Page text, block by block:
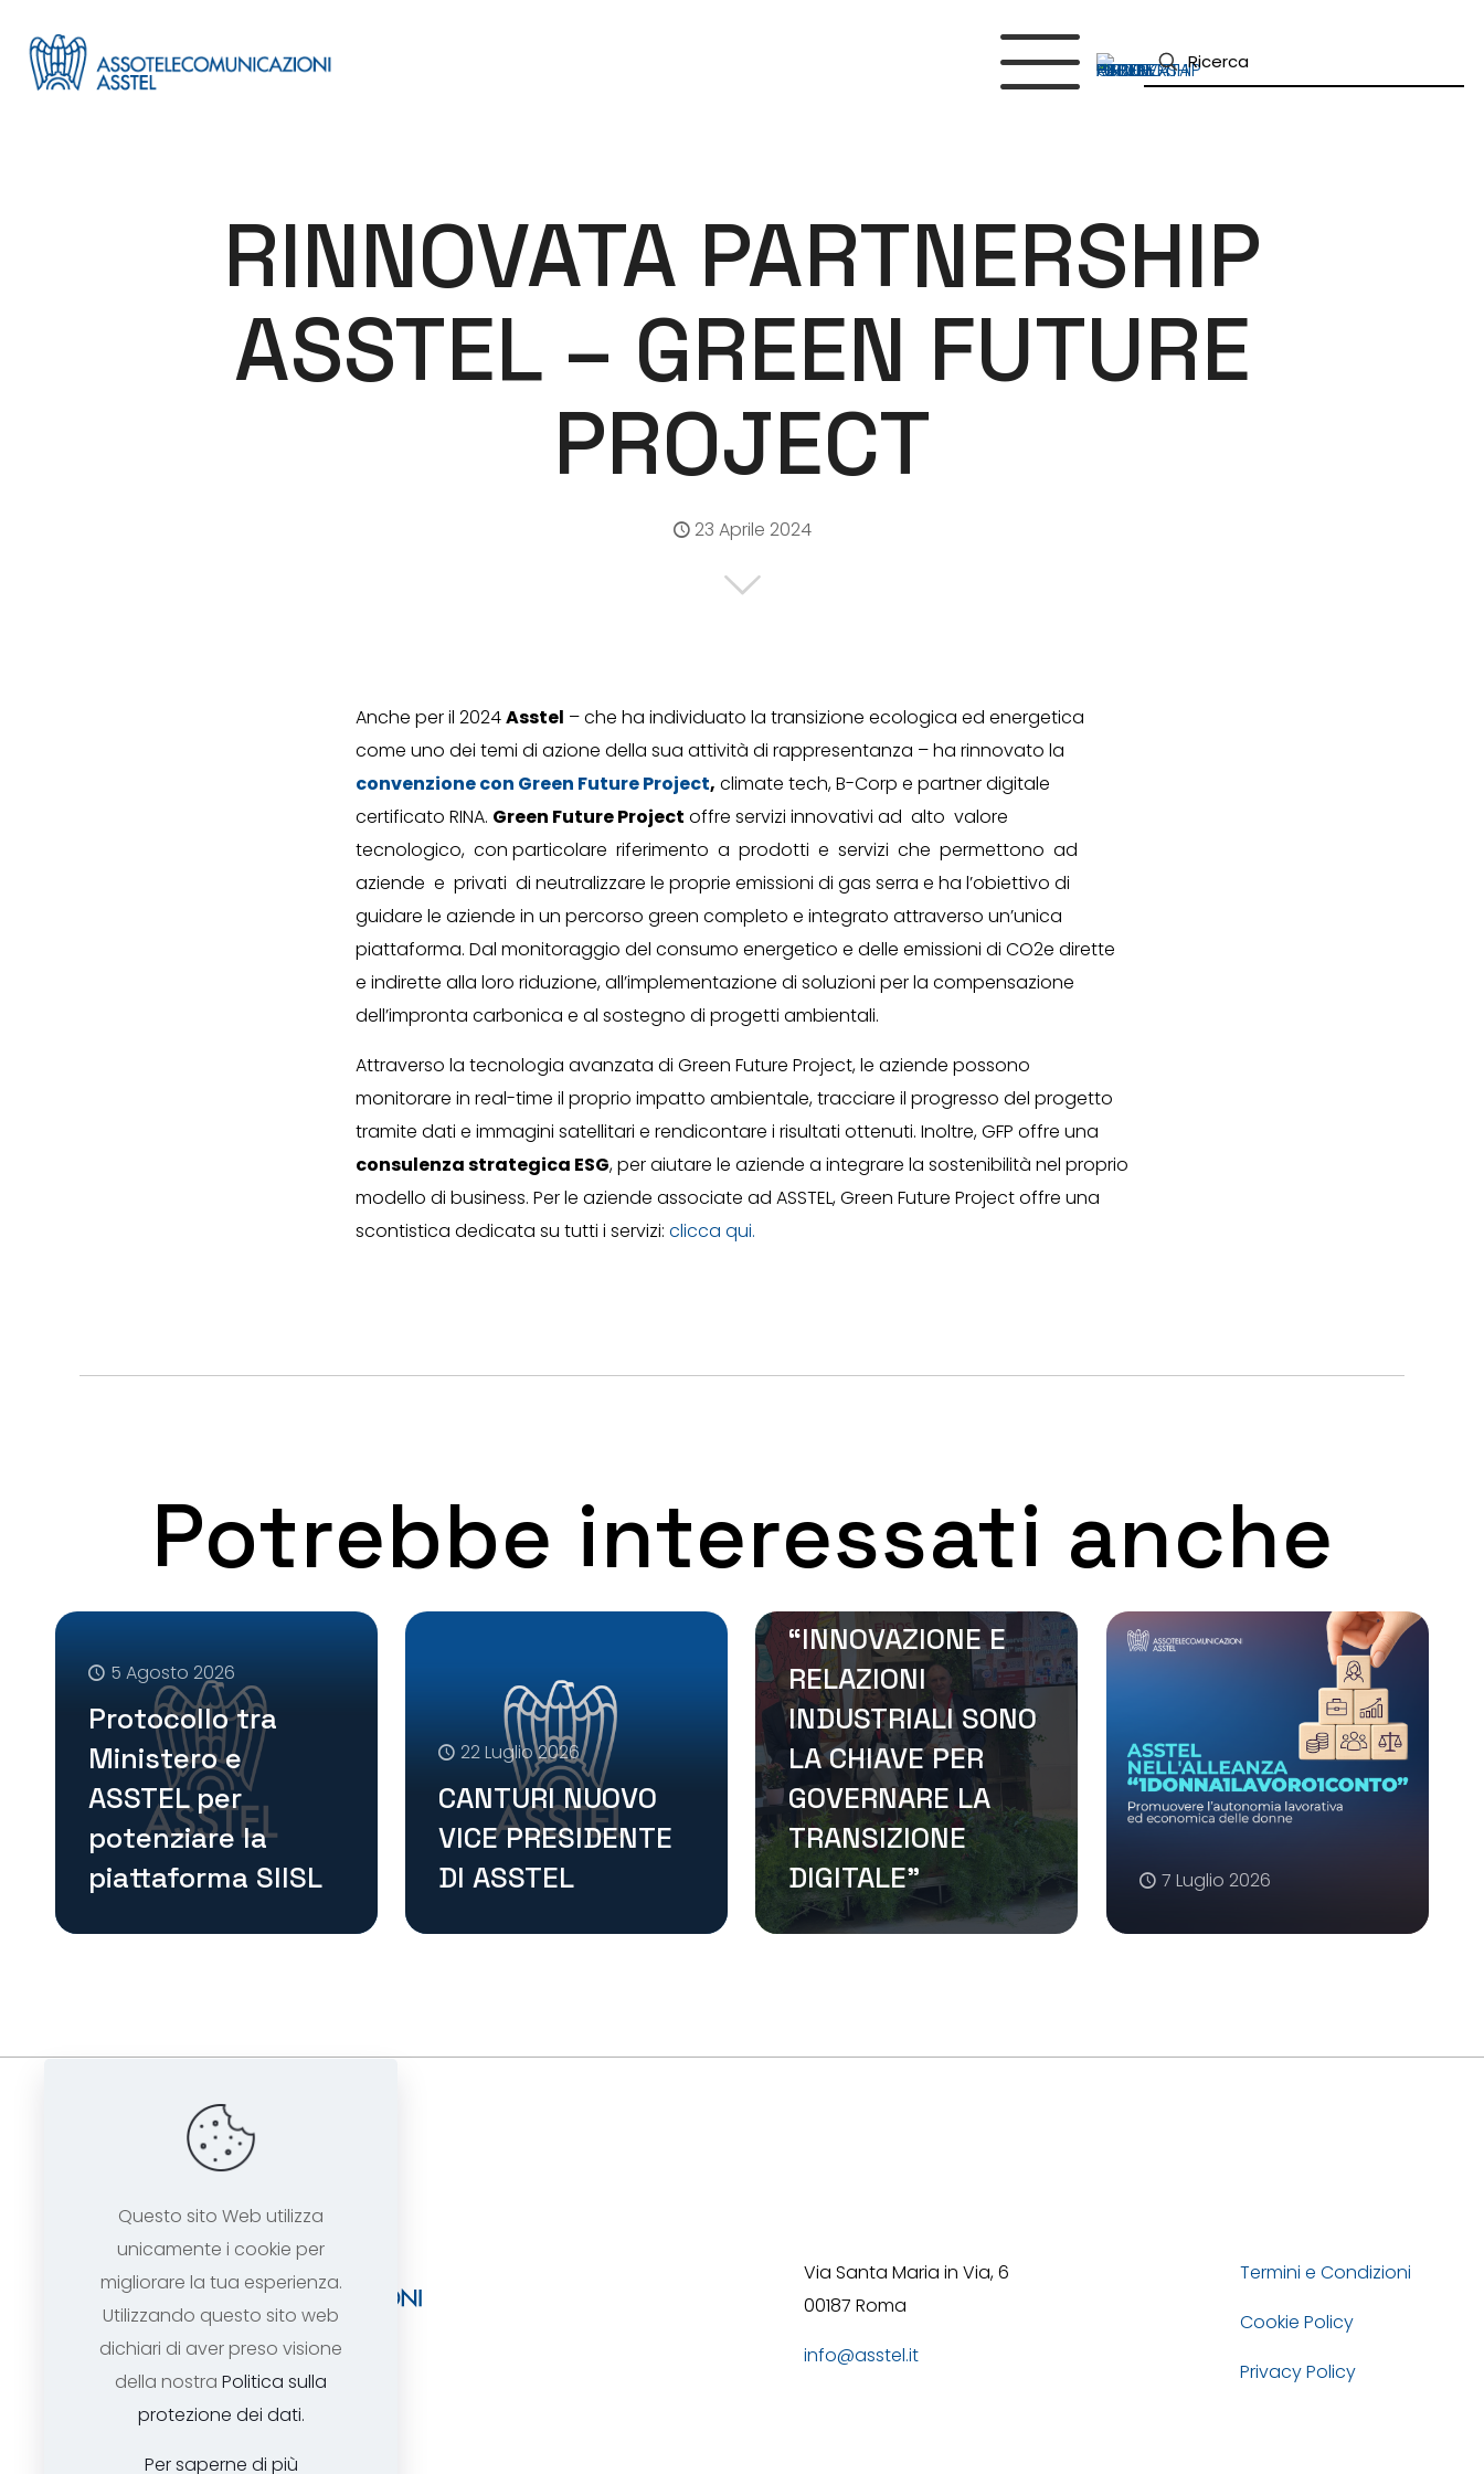
RINNOVATA PARTNERSHIP
ASSTEL – GREEN FUTURE
PROJECT
23 Aprile 2024
Anche per il 2024Asstel – che ha individuato la transizione ecologica ed energetica
come uno dei temi di azione della sua attività di rappresentanza – ha rinnovato la
convenzione con Green Future Project, climate tech, B-Corp e partner digitale
certificato RINA. Green Future Project offre servizi innovativi ad alto valore
tecnologico, con particolare riferimento a prodotti e servizi che permettono ad
aziende e privati di neutralizzare le proprie emissioni di gas serra e ha l’obiettivo di
guidare le aziende in un percorso green completo e integrato attraverso un’unica
piattaforma. Dal monitoraggio del consumo energetico e delle emissioni di CO2e dirette
e indirette alla loro riduzione, all’implementazione di soluzioni per la compensazione
dell’impronta carbonica e al sostegno di progetti ambientali.
Attraverso la tecnologia avanzata di Green Future Project, le aziende possono
monitorare in real-time il proprio impatto ambientale, tracciare il progresso del progetto
tramite dati e immagini satellitari e rendicontare i risultati ottenuti. Inoltre, GFP offre una
consulenza strategica ESG, per aiutare le aziende a integrare la sostenibilità nel proprio
modello di business. Per le aziende associate ad ASSTEL, Green Future Project offre una
scontistica dedicata su tutti i servizi: clicca qui.
Potrebbe interessati anche
5 Agosto 2026
Protocollo tra
Ministero e
ASSTEL per
potenziare la
piattaforma SIISL
22 Luglio 2026
CANTURI NUOVO
VICE PRESIDENTE
DI ASSTEL
TLC, ASSTEL A
“LUCI SUL
“INNOVAZIONE E
RELAZIONI
INDUSTRIALI SONO
LA CHIAVE PER
GOVERNARE LA
TRANSIZIONE
DIGITALE”
7 Luglio 2026
Via Santa Maria in Via, 6
00187 Roma
info@asstel.it
Termini e Condizioni
Cookie Policy
Privacy Policy
Questo sito Web utilizza
unicamente i cookie per
migliorare la tua esperienza.
Utilizzando questo sito web
dichiari di aver preso visione
della nostra Politica sulla
protezione dei dati.
Per saperne di più